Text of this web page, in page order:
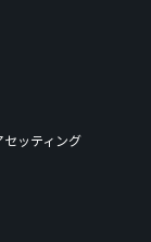
セッティング